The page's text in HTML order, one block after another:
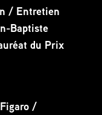
/ Entretien
Baptiste
du Prix
/